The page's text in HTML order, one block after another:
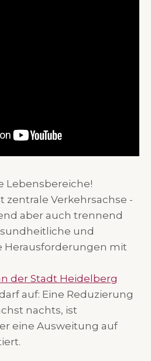
Lebensbereiche!
zentrale Verkehrsachse -
aber auch trennend
und
Herausforderungen mit
der Stadt Heidelberg
auf: Eine Reduzierung
nachts, ist
eine Ausweitung auf